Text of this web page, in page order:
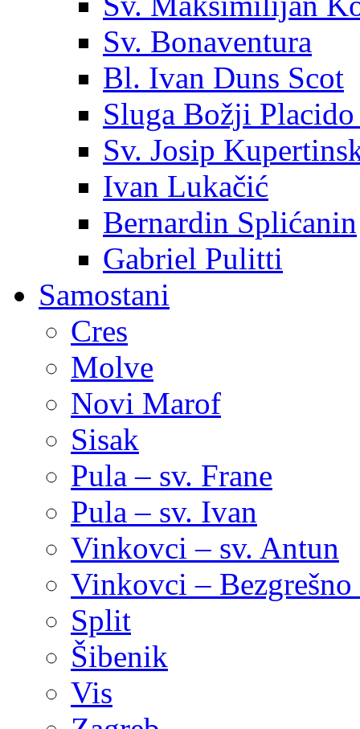
Sv. Bonaventura
Bl. Ivan Duns Scot
Sluga Božji Placido
Sv. Josip
Ivan Lukačić
Bernardin Splićanin
Gabriel Pulitti
Samostani
Cres
Molve
Novi Marof
Sisak
Pula – sv. Frane
Pula – sv. Ivan
Vinkovci – sv. Antun
Vinkovci –
Split
Šibenik
Vis